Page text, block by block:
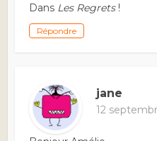
Dans Les Regrets!
Répondre
jane
12